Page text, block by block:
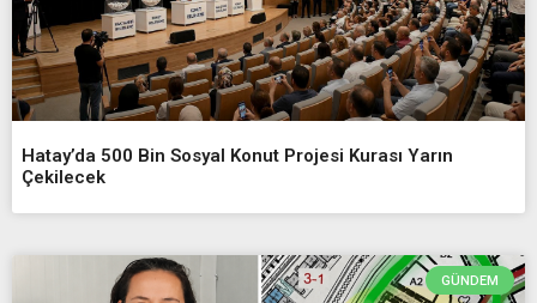
Hatay’da 500 Bin Sosyal Konut Projesi Kurası Yarın
Çekilecek
GÜNDEM